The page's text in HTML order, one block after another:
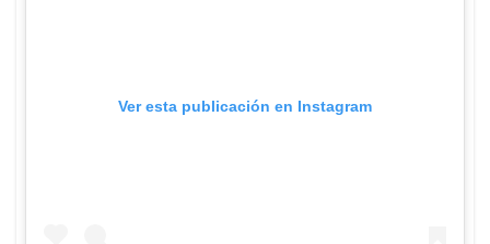
Ver esta publicación en Instagram